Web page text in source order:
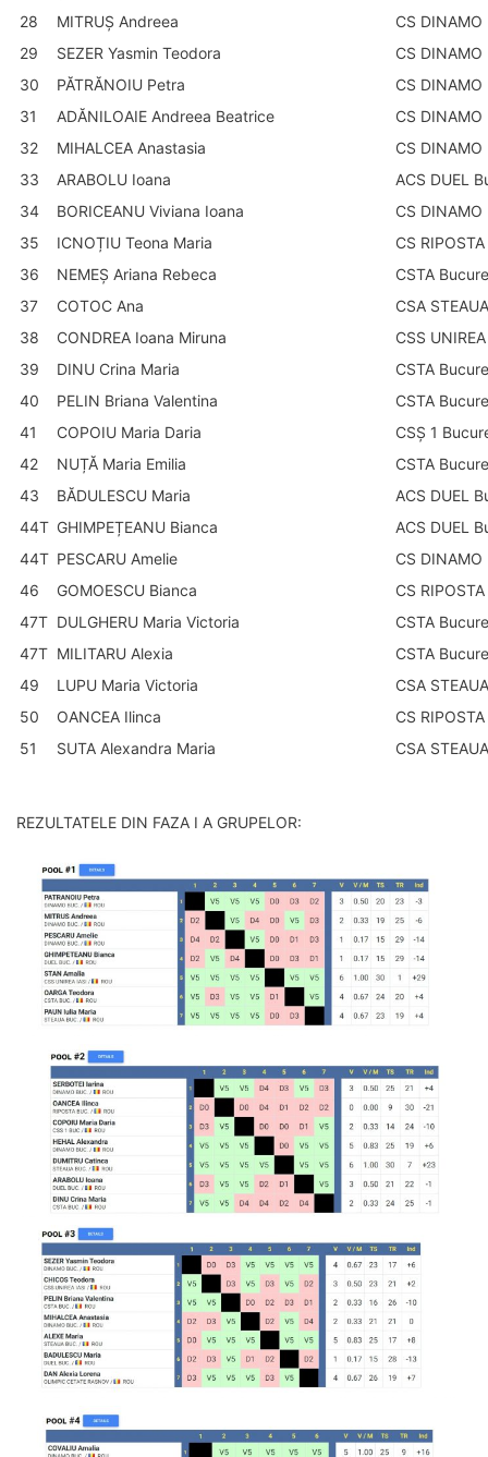
28
MITRUȘ Andreea
CS
29
SEZER Yasmin Teodora
CS
30
PĂTRĂNOIU Petra
CS
31
ADĂNILOAIE Andreea Beatrice
CS
32
MIHALCEA Anastasia
CS
33
ARABOLU Ioana
ACS DUEL
34
BORICEANU Viviana Ioana
CS
35
ICNOȚIU Teona Maria
CS
36
NEMEȘ Ariana Rebeca
CSTA
37
COTOC Ana
CSA
38
CONDREA Ioana Miruna
CSS
39
DINU Crina Maria
CSTA
40
PELIN Briana Valentina
CSTA
41
COPOIU Maria Daria
CSȘ 1
42
NUȚĂ Maria Emilia
CSTA
43
BĂDULESCU Maria
ACS DUEL
44T GHIMPEȚEANU Bianca
ACS DUEL
44T PESCARU Amelie
CS
46
GOMOESCU Bianca
CS
47T DULGHERU Maria Victoria
CSTA
47T MILITARU Alexia
CSTA
49
LUPU Maria Victoria
CSA
50
OANCEA Ilinca
CS
51
SUTA Alexandra Maria CSA
REZULTATELE DIN FAZA I A GRUPELOR: